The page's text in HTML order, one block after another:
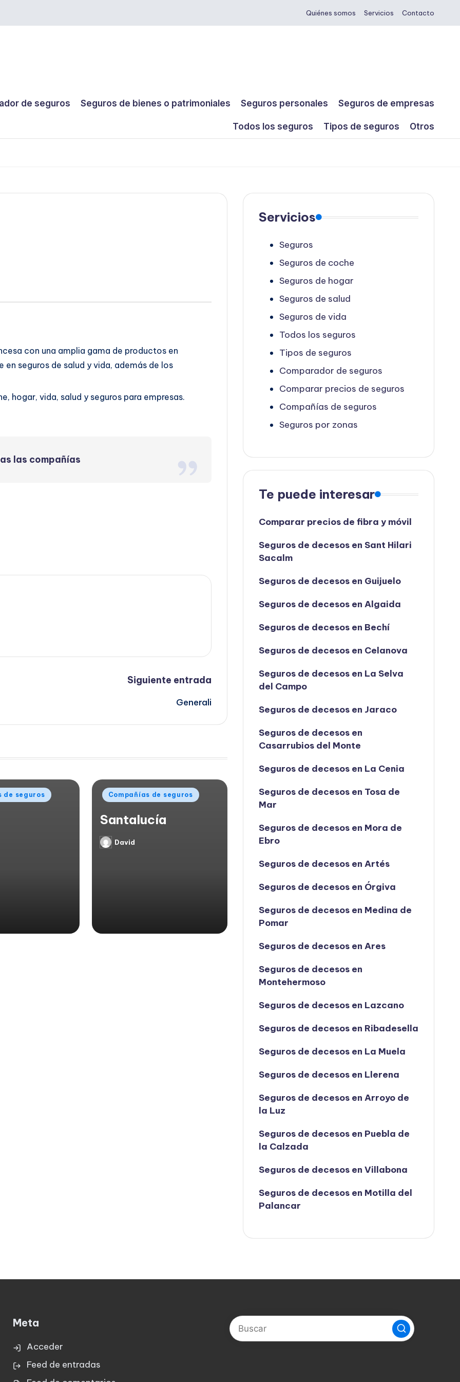
Quiénes somos Servicios Contacto
de seguros Seguros de bienes o patrimoniales Seguros personales Seguros de empresas
Todos los seguros Tipos de seguros Otros
con una amplia gama de productos en
seguros de salud y vida, además de los
hogar, vida, salud y seguros para empresas.
las compañías
Siguiente entrada
Generali
de seguros
Publicado
Compañías de seguros
Santalucía
Publicado
David
Servicios
Seguros
Seguros de coche
Seguros de hogar
Seguros de salud
Seguros de vida
Todos los seguros
Tipos de seguros
Comparador de seguros
Comparar precios de seguros
Compañías de seguros
Seguros por zonas
Te puede interesar
Comparar precios de fibra y móvil
Seguros de decesos en Sant Hilari
Sacalm
Seguros de decesos en Guijuelo
Seguros de decesos en Algaida
Seguros de decesos en Bechí
Seguros de decesos en Celanova
Seguros de decesos en La Selva
del Campo
Seguros de decesos en Jaraco
Seguros de decesos en
Casarrubios del Monte
Seguros de decesos en La Cenia
Seguros de decesos en Tosa de
Mar
Seguros de decesos en Mora de
Ebro
Seguros de decesos en Artés
Seguros de decesos en Órgiva
Seguros de decesos en Medina de
Pomar
Seguros de decesos en Ares
Seguros de decesos en
Montehermoso
Seguros de decesos en Lazcano
Seguros de decesos en Ribadesella
Seguros de decesos en La Muela
Seguros de decesos en Llerena
Seguros de decesos en Arroyo de
la Luz
Seguros de decesos en Puebla de
la Calzada
Seguros de decesos en Villabona
Seguros de decesos en Motilla del
Palancar
Meta
Acceder
Feed de entradas